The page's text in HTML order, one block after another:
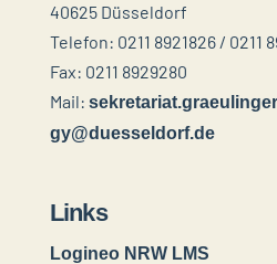
40625 Düsseldorf
Telefon: 0211 8921826 / 0211
Fax: 0211 8929280
Mail:
gy@duesseldorf.de
Links
Logineo NRW LMS